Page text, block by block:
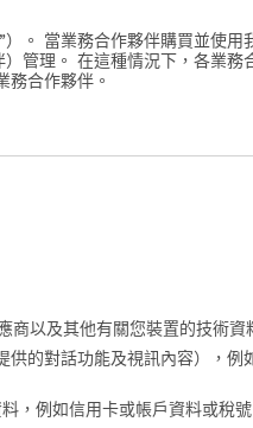
”）。 當業務合作夥伴購買並使
管理。 在這種情況下，各業
務合作夥伴。
商以及其他有關您裝置的技術資
的對話功能及視訊內容），
，例如信用卡或帳戶資料或稅號